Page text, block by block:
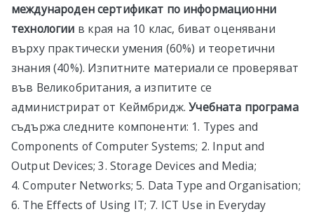
международен сертификат по информационни
технологии в края на 10 клас, биват оценявани
върху практически умения (60%) и теоретични
знания (40%). Изпитните материали се проверяват
във Великобритания, а изпитите се
администрират от Кеймбридж.Учебната програма
съдържа следните компоненти: 1. Types and
Components of Computer Systems; 2. Input and
Output Devices; 3. Storage Devices and Media;
4. Computer Networks; 5. Data Type and Organisation;
6. The Effects of Using IT; 7. ICT Use in Everyday